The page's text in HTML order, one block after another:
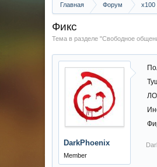
Главная Форум х100
Фикс
Тема в разделе "Свободное
DarkPhoenix
Member